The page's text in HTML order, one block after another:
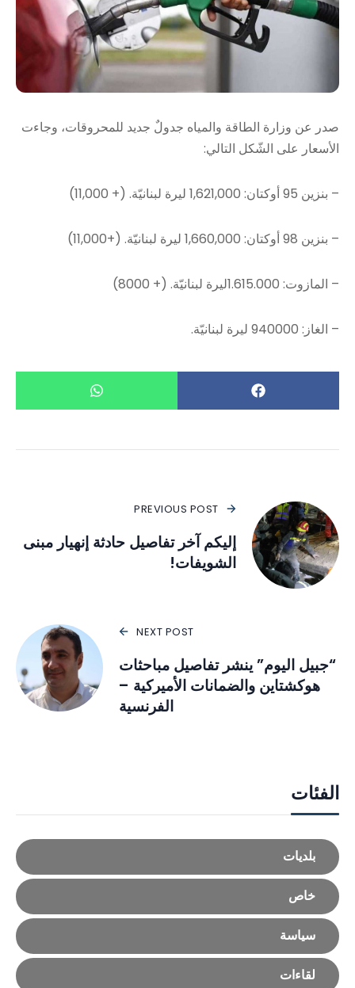
صدر عن وزارة الطاقة والمياه جدولٌ جديد للمحروقات، وجاءت
الأسعار على الشّكل التالي:
– بنزين 95 أوكتان: 1,621,000 ليرة لبنانيّة. (+ 11,000)
– بنزين 98 أوكتان: 1,660,000 ليرة لبنانيّة. (+11,000)
– المازوت: 1.615.000ليرة لبنانيّة. (+ 8000)
– الغاز: 940000 ليرة لبنانيّة.
PREVIOUS POST
إليكم آخر تفاصيل حادثة إنهيار مبنى
الشويفات!
NEXT POST
“جبيل اليوم” ينشر تفاصيل مباحثات
هوكشتاين والضمانات الأميركية –
الفرنسية
الفئات
بلديات
خاص
سياسة
لقاءات